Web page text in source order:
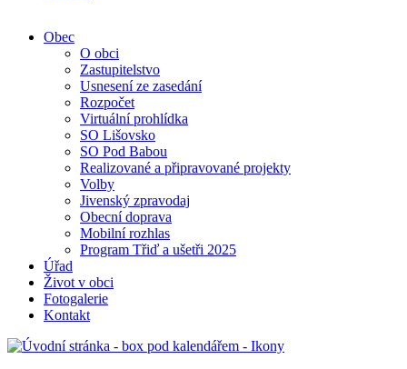
Obec
O obci
Zastupitelstvo
Usnesení ze zasedání
Rozpočet
Virtuální prohlídka
SO Lišovsko
SO Pod Babou
Realizované a připravované projekty
Volby
Jivenský zpravodaj
Obecní doprava
Mobilní rozhlas
Program Třiď a ušetři 2025
Úřad
Život v obci
Fotogalerie
Kontakt